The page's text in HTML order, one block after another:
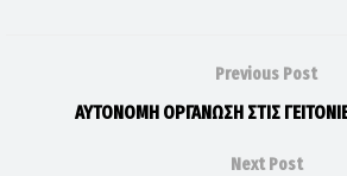
Previous Post
ΑΥΤΟΝΟΜΗ ΟΡΓΑΝΩΣΗ ΣΤΙΣ
Next Post